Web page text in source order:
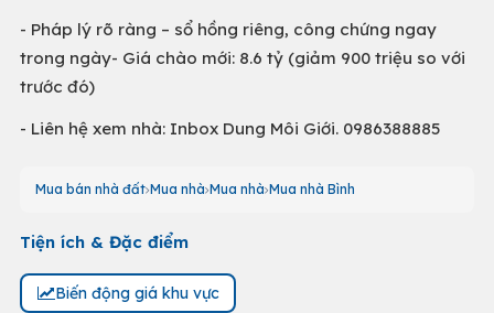
- Pháp lý rõ ràng – sổ hồng riêng, công chứng ngay
trong ngày- Giá chào mới: 8.6 tỷ (giảm 900 triệu so với
trước đó)
- Liên hệ xem nhà: Inbox Dung Môi Giới. 0986388885
Mua bán nhà đất Mua nhà Mua nhà Mua nhà Bình
Tiện ích & Đặc điểm
Biến động giá khu vực